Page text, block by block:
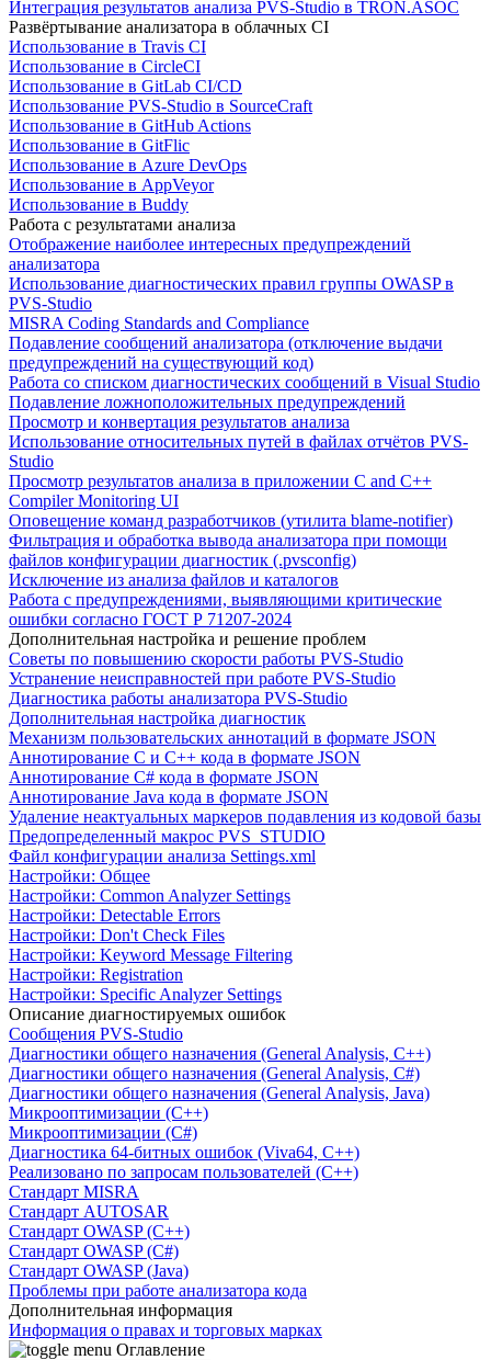
Интеграция результатов анализа PVS-Studio в TRON.ASOC
Развёртывание анализатора в облачных CI
Использование в Travis CI
Использование в CircleCI
Использование в GitLab CI/CD
Использование PVS-Studio в SourceCraft
Использование в GitHub Actions
Использование в GitFlic
Использование в Azure DevOps
Использование в AppVeyor
Использование в Buddy
Работа с результатами анализа
Отображение наиболее интересных предупреждений
анализатора
Использование диагностических правил группы OWASP в
PVS-Studio
MISRA Coding Standards and Compliance
Подавление сообщений анализатора (отключение выдачи
предупреждений на существующий код)
Работа со списком диагностических сообщений в Visual Studio
Подавление ложноположительных предупреждений
Просмотр и конвертация результатов анализа
Использование относительных путей в файлах отчётов PVS-
Studio
Просмотр результатов анализа в приложении C and C++
Compiler Monitoring UI
Оповещение команд разработчиков (утилита blame-notifier)
Фильтрация и обработка вывода анализатора при помощи
файлов конфигурации диагностик (.pvsconfig)
Исключение из анализа файлов и каталогов
Работа с предупреждениями, выявляющими критические
ошибки согласно ГОСТ Р 71207-2024
Дополнительная настройка и решение проблем
Советы по повышению скорости работы PVS-Studio
Устранение неисправностей при работе PVS-Studio
Диагностика работы анализатора PVS-Studio
Дополнительная настройка диагностик
Механизм пользовательских аннотаций в формате JSON
Аннотирование C и C++ кода в формате JSON
Аннотирование C# кода в формате JSON
Аннотирование Java кода в формате JSON
Удаление неактуальных маркеров подавления из кодовой базы
Предопределенный макрос PVS_STUDIO
Файл конфигурации анализа Settings.xml
Настройки: Общее
Настройки: Common Analyzer Settings
Настройки: Detectable Errors
Настройки: Don't Check Files
Настройки: Keyword Message Filtering
Настройки: Registration
Настройки: Specific Analyzer Settings
Описание диагностируемых ошибок
Сообщения PVS-Studio
Диагностики общего назначения (General Analysis, C++)
Диагностики общего назначения (General Analysis, C#)
Диагностики общего назначения (General Analysis, Java)
Микрооптимизации (C++)
Микрооптимизации (C#)
Диагностика 64-битных ошибок (Viva64, C++)
Реализовано по запросам пользователей (C++)
Cтандарт MISRA
Стандарт AUTOSAR
Стандарт OWASP (C++)
Стандарт OWASP (C#)
Стандарт OWASP (Java)
Проблемы при работе анализатора кода
Дополнительная информация
Информация о правах и торговых марках
Оглавление